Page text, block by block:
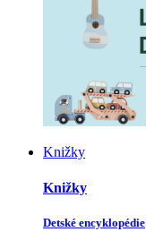
Knižky
Knižky
Detské encyklopédie